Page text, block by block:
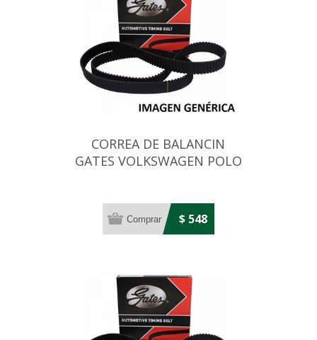
CORREA DE BALANCIN
GATES VOLKSWAGEN POLO
$ 548